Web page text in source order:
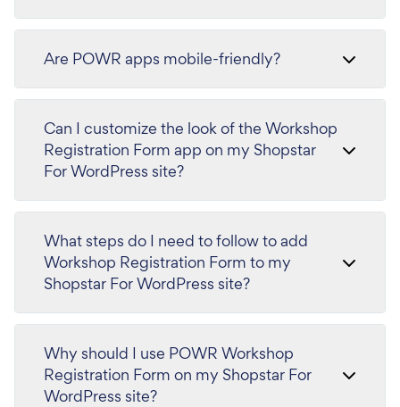
Are POWR apps mobile-friendly?
Can I customize the look of the Workshop
Registration Form app on my Shopstar
For WordPress site?
What steps do I need to follow to add
Workshop Registration Form to my
Shopstar For WordPress site?
Why should I use POWR Workshop
Registration Form on my Shopstar For
WordPress site?